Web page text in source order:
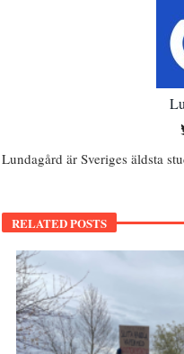
Lundagård är Sveriges äldsta
RELATED POSTS